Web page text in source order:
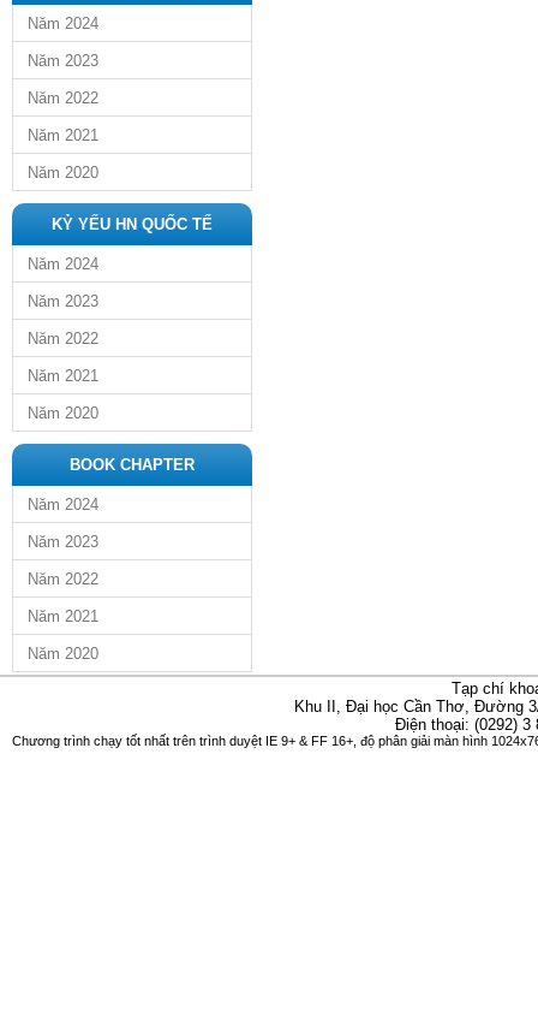
Năm 2024
Năm 2023
Năm 2022
Năm 2021
Năm 2020
KỶ YẾU HN QUỐC TẾ
Năm 2024
Năm 2023
Năm 2022
Năm 2021
Năm 2020
BOOK CHAPTER
Năm 2024
Năm 2023
Năm 2022
Năm 2021
Năm 2020
Tạp chí
Khu II, Đại học Cần Thơ, Đường
Điện thoại: (0292)
Chương trình chạy tốt nhất trên trình duyệt IE 9+ & FF 16+, độ phân giải màn hình